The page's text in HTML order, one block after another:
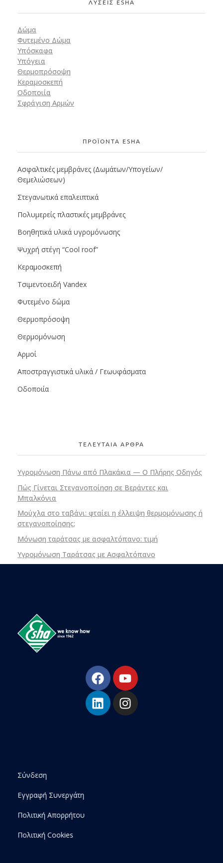
ΛΥΣΕΙΣ ESHA
Δώμα
Φυτεμένο Δώμα
Υπόσκαφα
Υπόγεια
Θερμοπρόσοψη
Κεραμοσκεπή
Οδοποιία
Σφράγιση Αρμών
ΠΡΟΪΟΝΤΑ ESHA
Ασφαλτικές μεμβράνες (Δωμάτων/Υπογείων/
Θεμελιώσεων)
Στεγανωτικά επαλειπτικά
Πολυμερείς πλαστικές μεμβράνες
Βοηθητικά υλικά υγρομόνωσης
Ψυχρή στέγη “Cool roof”
Κεραμοσκεπή
Τσιμεντοειδή Vandex
Φυτεμένο δώμα
Θερμοπρόσοψη
Θερμομόνωση
Αρμοί
Αποστραγγιστικά υλικά / Γεωυφάσματα
Οδοποιία
ΤΕΛΕΥΤΑΙΑ ΑΡΘΡΑ
Υγρομόνωση Πάνω από Πλακάκια — Ο Πλήρης Οδηγός
Πώς Γίνεται Στεγανοποίηση σε Βεράντες και
Μπαλκόνια
Μούχλα στο ταβάνι: φταίει η έλλειψη θερμομόνωσης ή
στεγανοποίησης;
Μόνωση ταράτσας με ασφαλτόπανο: τιμή
Υγρομόνωση Ταράτσας με Ασφαλτόπανο
Σύνδεση
Εγγραφή Συνεργάτη
Πολιτική Απορρήτου
Πολιτική Cookies